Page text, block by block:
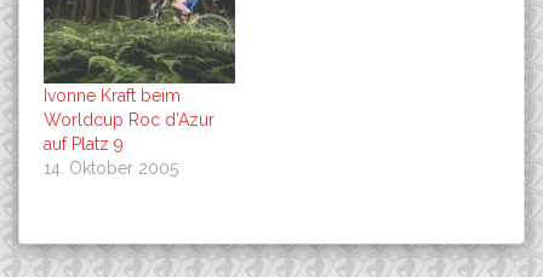
Ivonne Kraft beim
Worldcup Roc d’Azur
auf Platz 9
14. Oktober 2005